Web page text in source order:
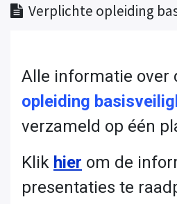
Verplichte opleiding
Alle informatie over
opleiding
verzameld op één
Klik hier om de
presentaties te